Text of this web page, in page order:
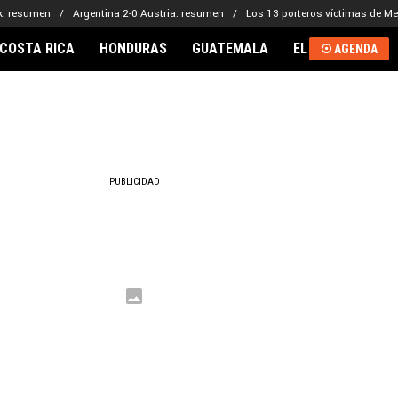
resumen Argentina 2-0 Austria: resumen Los 13 porteros víctimas de
COSTA RICA HONDURAS GUATEMALA EL SALVADOR
AGENDA
PUBLICIDAD